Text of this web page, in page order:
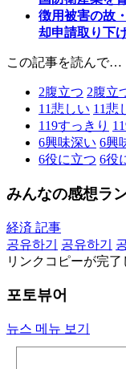
徴用被害の故
却申請取り下
この記事を読んで…
2腹立つ 2腹立
11悲しい 11悲
119すっきり
6興味深い 6興
6役に立つ 6役
みんなの感想ラ
経済 記事
공유하기
공유하기
リンクコピーが完了
포토뷰어
뉴스 메뉴 보기